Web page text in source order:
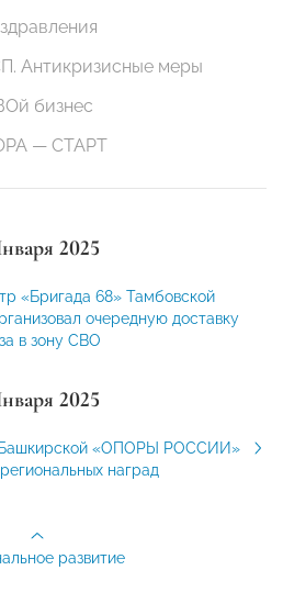
Антикризисные меры
бизнес
— СТАРТ
2025
«Бригада 68» Тамбовской
очередную доставку
в зону СВО
2025
Башкирской «ОПОРЫ РОССИИ»
наград
развитие